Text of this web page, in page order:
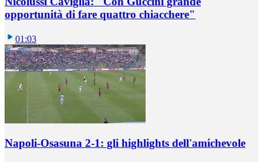
opportunità di fare quattro chiacchere"
01:03
Napoli-Osasuna 2-1: gli highlights dell'amichevole